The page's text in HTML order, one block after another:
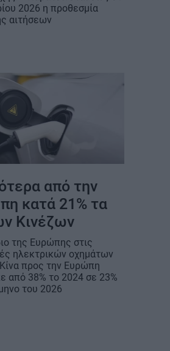
2026 η προθεσμία
αιτήσεων
από την
κατά 21% τα
Κινέζων
της Ευρώπης στις
ηλεκτρικών οχημάτων
προς την Ευρώπη
από 38% το 2024 σε 23%
του 2026